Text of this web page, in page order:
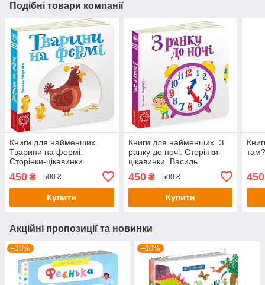
Подібні товари компанії
Книги для найменших.
Тварини на фермі.
Сторінки-цікавинки.
450 ₴ 500 ₴
Купити
Книги для найменших. З
ранку до ночі. Сторінки-
цікавинки. Василь
450₴ 500 ₴
Купити
450
Акційні пропозиції та новинки
–10% –10%